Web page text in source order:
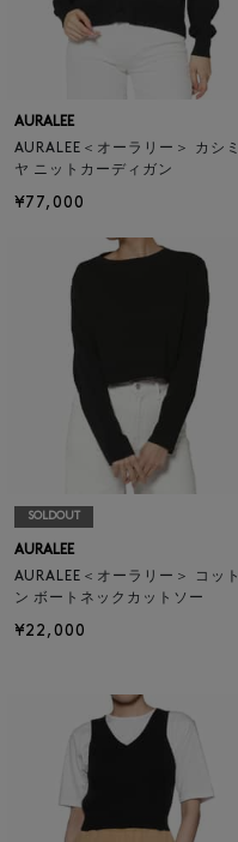
AURALEE
AURALEE＜オーラリー＞ カシミ
ヤ ニットカーディガン
¥77,000
SOLDOUT
AURALEE
AURALEE＜オーラリー＞ コット
ン ボートネックカットソー
¥22,000